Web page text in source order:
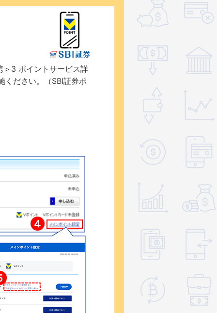
＞3 ポイントサービス詳
ください。（SBI証券ポ